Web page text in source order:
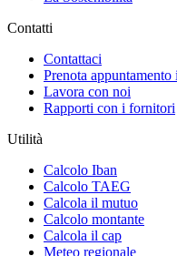
Contatti
Contattaci
Prenota
Lavora con noi
Rapporti con i fornitori
Utilità
Calcolo Iban
Calcolo TAEG
Calcola il mutuo
Calcolo montante
Calcola il cap
Meteo regionale